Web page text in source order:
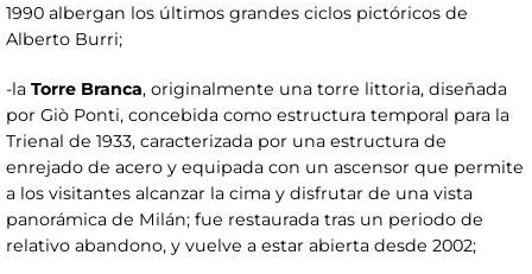
1990 albergan los últimos grandes ciclos pictóricos de
Alberto Burri;
-la Torre Branca, originalmente una torre littoria, diseñada
por Giò Ponti, concebida como estructura temporal para la
Trienal de 1933, caracterizada por una estructura de
enrejado de acero y equipada con un ascensor que permite
a los visitantes alcanzar la cima y disfrutar de una vista
panorámica de Milán; fue restaurada tras un periodo de
relativo abandono, y vuelve a estar abierta desde 2002;